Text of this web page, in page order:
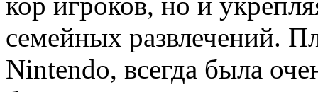
семейных развлечений.
Nintendo, всегда была